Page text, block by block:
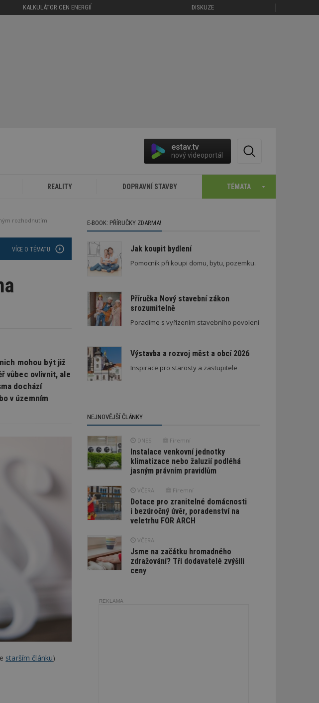
KALKULÁTOR CEN ENERGIÍ DISKUZE
estav.tv
nový videoportál
REALITY DOPRAVNÍ STAVBY TÉMATA
rozhodnutím
VÍCE O TÉMATU
mohou být již
vůbec ovlivnit, ale
dochází
v územním
starším článku)
E-BOOK: PŘÍRUČKY ZDARMA!
Jak koupit bydlení
Pomocník při koupi domu, bytu, pozemku.
Příručka Nový stavební zákon
srozumitelně
Poradíme s vyřízením stavebního povolení
Výstavba a rozvoj měst a obcí 2026
Inspirace pro starosty a zastupitele
NEJNOVĚJŠÍ ČLÁNKY
DNES Firemní
Instalace venkovní jednotky
klimatizace nebo žaluzií podléhá
jasným právním pravidlům
VČERA Firemní
Dotace pro zranitelné domácnosti
i bezúročný úvěr, poradenství na
veletrhu FOR ARCH
VČERA
Jsme na začátku hromadného
zdražování? Tři dodavatelé zvýšili
ceny
REKLAMA